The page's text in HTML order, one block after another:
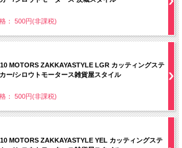
： 500円(非課税)
MOTORS ZAKKAYASTYLE LGR カッティングステ
ー/シロウトモータース雑貨屋スタイル
： 500円(非課税)
MOTORS ZAKKAYASTYLE YEL カッティングステ